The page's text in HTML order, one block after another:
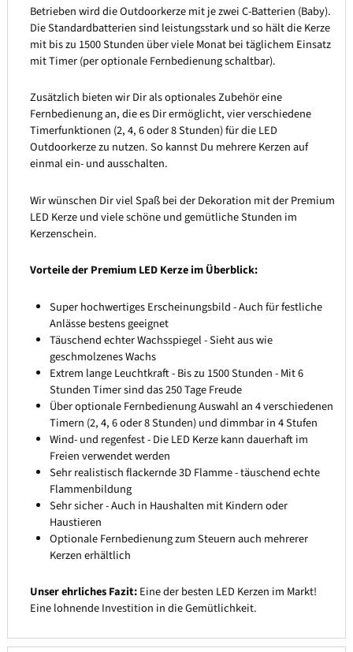
Betrieben wird die Outdoorkerze mit je zwei C-Batterien (Baby).
Die Standardbatterien sind leistungsstark und so hält die Kerze
mit bis zu 1500 Stunden über viele Monat bei täglichem Einsatz
mit Timer (per optionale Fernbedienung schaltbar).
Zusätzlich bieten wir Dir als optionales Zubehör eine
Fernbedienung an, die es Dir ermöglicht, vier verschiedene
Timerfunktionen (2, 4, 6 oder 8 Stunden) für die LED
Outdoorkerze zu nutzen. So kannst Du mehrere Kerzen auf
einmal ein- und ausschalten.
Wir wünschen Dir viel Spaß bei der Dekoration mit der Premium
LED Kerze und viele schöne und gemütliche Stunden im
Kerzenschein.
Vorteile der Premium LED Kerze im Überblick:
Super hochwertiges Erscheinungsbild - Auch für festliche
Anlässe bestens geeignet
Täuschend echter Wachsspiegel - Sieht aus wie
geschmolzenes Wachs
Extrem lange Leuchtkraft - Bis zu 1500 Stunden - Mit 6
Stunden Timer sind das 250 Tage Freude
Über optionale Fernbedienung Auswahl an 4 verschiedenen
Timern (2, 4, 6 oder 8 Stunden) und dimmbar in 4 Stufen
Wind- und regenfest - Die LED Kerze kann dauerhaft im
Freien verwendet werden
Sehr realistisch flackernde 3D Flamme - täuschend echte
Flammenbildung
Sehr sicher - Auch in Haushalten mit Kindern oder
Haustieren
Optionale Fernbedienung zum Steuern auch mehrerer
Kerzen erhältlich
Unser ehrliches Fazit:Eine der besten LED Kerzen im Markt!
Eine lohnende Investition in die Gemütlichkeit.